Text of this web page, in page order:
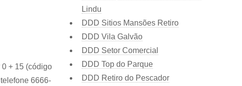
+ 15 (código
6666-
Lindu
DDD Sitios Mansões Retiro
DDD Vila Galvão
DDD Setor Comercial
DDD Top do Parque
DDD Retiro do Pescador